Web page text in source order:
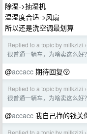
除湿->抽湿机
温湿度合适->风扇
所以还是洗空调最划算
Replied to a topic by milkzizi ›
很普通一辆车，为啥卖这么好？
@accacc 期待回复😚
Replied to a topic by milkzizi ›
很普通一辆车，为啥卖这么好？
@accacc 我自己挣的钱关
Replied to a topic by milkzizi